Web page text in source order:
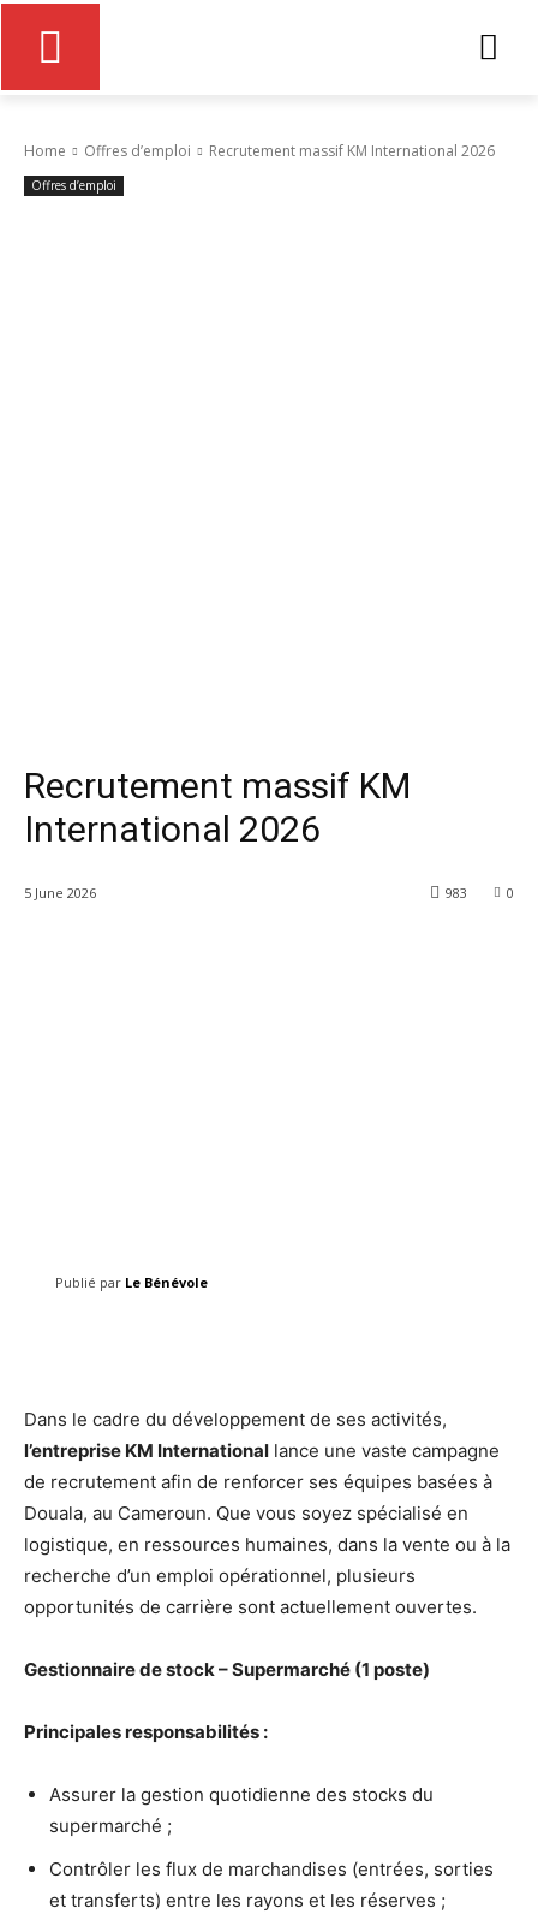
Home Offres d’emploi Recrutement massif KM International 2026
Offres d’emploi
Recrutement massif KM
International 2026
5 June 2026 0
983
Publié par Le Bénévole
Dans le cadre du développement de ses activités,
l’entreprise KM International lance une vaste campagne
de recrutement afin de renforcer ses équipes basées à
Douala, au Cameroun. Que vous soyez spécialisé en
logistique, en ressources humaines, dans la vente ou à la
recherche d’un emploi opérationnel, plusieurs
opportunités de carrière sont actuellement ouvertes.
Gestionnaire de stock – Supermarché (1 poste)
Principales responsabilités :
Assurer la gestion quotidienne des stocks du
supermarché ;
Contrôler les flux de marchandises (entrées, sorties
et transferts) entre les rayons et les réserves ;